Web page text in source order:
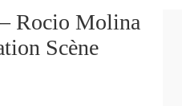
Rocio Molina
Scène